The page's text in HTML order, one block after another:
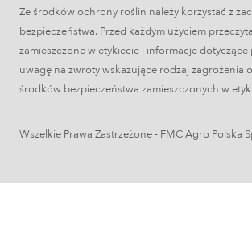
Inne
Oprysk na miotłę zbożową
Ze środków ochrony roślin należy korzystać z
bezpieczeństwa. Przed każdym użyciem
zamieszczone w etykiecie i informacje
uwagę na zwroty wskazujące rodzaj zagrożenia
środków bezpieczeństwa zamieszczonych w
Wszelkie Prawa Zastrzeżone - FMC Agro Polska